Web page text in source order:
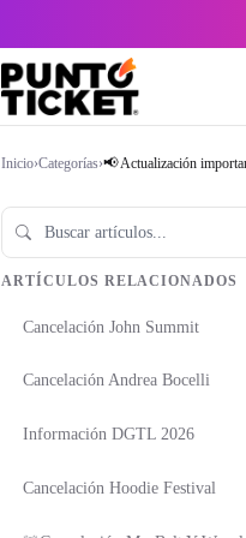
Inicio›Categorías›📢 Actualización
ARTÍCULOS RELACIONADOS
Cancelación John Summit
Cancelación Andrea Bocelli
Información DGTL 2026
Cancelación Hoodie Festival